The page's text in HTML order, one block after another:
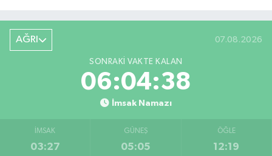
AĞRI 07.08.2026
SONRAKI VAKTE KALAN
06:04:38
İmsak Namazı
İMSAK
03:27
GÜNEŞ
05:05
ÖĞLE
12:19